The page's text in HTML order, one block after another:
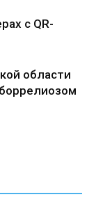
с QR-
области